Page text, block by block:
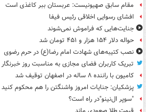
مقام سابق صهیونیست: عربستان ببر کاغذی است
افشای رسوایی اخلاقی رئیس فیفا
جنایت‌هایی که فراموش نمی‌شوند
حواله دلار ۱۵۴ هزار و ۴۵۱ تومان شد
نصب کتیبه‌های شهادت امام رضا(ع) در حرم رضوی
تبریک کاربران فضای مجازی به مناسبت روز خبرنگار
کامیون با راننده ۸ ساله در اصفهان توقیف شد
پزشکیان: جنایات امروز واشنگتن را هم محکوم کنید
"سوپر ال‌نینو"در راه است؟